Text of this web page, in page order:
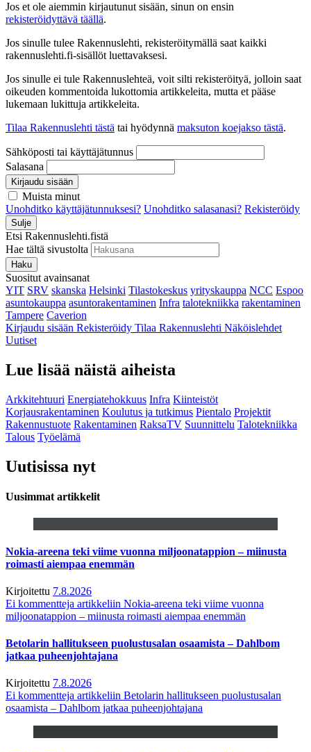
Jos et ole aiemmin kirjautunut sisään, sinun on ensin
rekisteröidyttävä täällä.
Jos sinulle tulee Rakennuslehti, rekisteröitymällä saat kaikki
rakennuslehti.fi-sisällöt luettavaksesi.
Jos sinulle ei tule Rakennuslehteä, voit silti rekisteröityä, jolloin saat
oikeuden kommentoida lukottomia artikkeleita, mutta et pääse
lukemaan lukittuja artikkeleita.
Tilaa Rakennuslehti tästä tai hyödynnä maksuton koejakso tästä.
Sähköposti tai käyttäjätunnus
Salasana
Kirjaudu sisään
Muista minut
Unohditko käyttäjätunnuksesi? Unohditko salasanasi? Rekisteröidy
Sulje
Etsi Rakennuslehti.fistä
Hae tältä sivustolta
Haku
Suositut avainsanat
YIT SRV skanska Helsinki Tilastokeskus yrityskauppa NCC Espoo
asuntokauppa asuntorakentaminen Infra talotekniikka rakentaminen
Tampere Caverion
Kirjaudu sisään Rekisteröidy Tilaa Rakennuslehti Näköislehdet
Uutiset
Lue lisää näistä aiheista
Arkkitehtuuri Energiatehokkuus Infra Kiinteistöt
Korjausrakentaminen Koulutus ja tutkimus Pientalo Projektit
Rakennustuote Rakentaminen RaksaTV Suunnittelu Talotekniikka
Talous Työelämä
Uutisissa nyt
Uusimmat artikkelit
Nokia-areena teki viime vuonna miljoonatappion – miinusta
roimasti aiempaa enemmän
Kirjoitettu 7.8.2026
Ei kommentteja artikkeliin Nokia-areena teki viime vuonna
miljoonatappion – miinusta roimasti aiempaa enemmän
Betolarin hallitukseen puolustusalan osaamista – Dahlbom
jatkaa puheenjohtajana
Kirjoitettu 7.8.2026
Ei kommentteja artikkeliin Betolarin hallitukseen puolustusalan
osaamista – Dahlbom jatkaa puheenjohtajana